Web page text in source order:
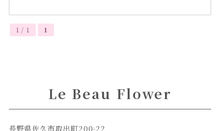
1 / 1 1
Le Beau Flower
長野県佐久市取出町200-22